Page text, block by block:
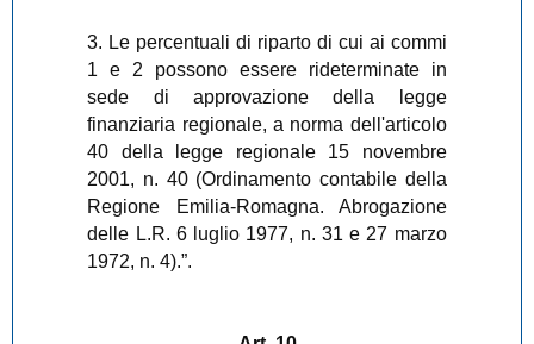
3. Le percentuali di riparto di cui ai commi
1 e 2 possono essere rideterminate in
sede di approvazione della legge
finanziaria regionale, a norma dell'articolo
40 della legge regionale 15 novembre
2001, n. 40 (Ordinamento contabile della
Regione Emilia-Romagna. Abrogazione
delle L.R. 6 luglio 1977, n. 31 e 27 marzo
1972, n. 4).”.